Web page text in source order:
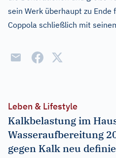
sein Werk überhaupt zu
Coppola schließlich mit
Leben & Lifestyle
Kalkbelastung im
Wasseraufbereitung
gegen Kalk neu